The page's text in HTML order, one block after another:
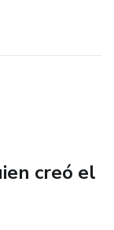
creó el